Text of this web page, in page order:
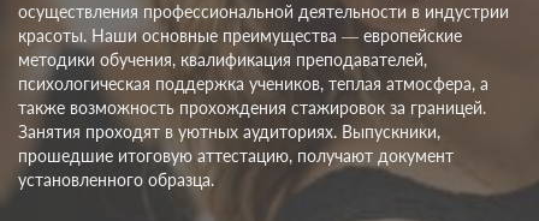
Вузы
осуществления профессиональной деятельности в индустрии
красоты. Наши основные преимущества — европейские
методики обучения, квалификация преподавателей,
психологическая поддержка учеников, теплая атмосфера, а
также возможность прохождения стажировок за границей.
Занятия проходят в уютных аудиториях. Выпускники,
прошедшие итоговую аттестацию, получают документ
установленного образца.